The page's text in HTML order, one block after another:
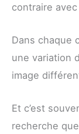
contraire avec
Dans chaque
une variation
image
Et c’est
recherche